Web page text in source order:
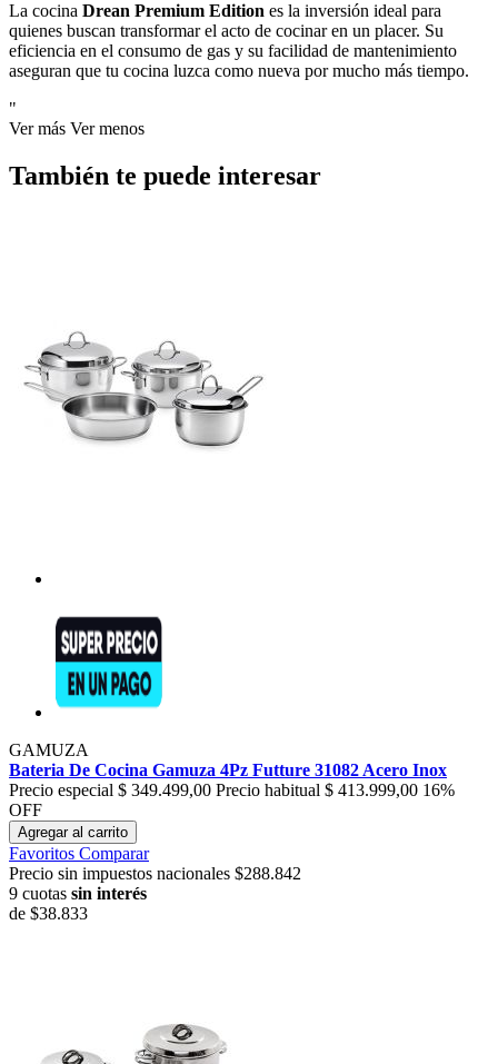
La cocina Drean Premium Edition es la inversión ideal para
quienes buscan transformar el acto de cocinar en un placer. Su
eficiencia en el consumo de gas y su facilidad de mantenimiento
aseguran que tu cocina luzca como nueva por mucho más tiempo.
"
Ver más Ver menos
También te puede interesar
GAMUZA
Bateria De Cocina Gamuza 4Pz Futture 31082 Acero Inox
Precio especial $ 349.499,00 Precio habitual $ 413.999,00 16%
OFF
Agregar al carrito
Favoritos Comparar
Precio sin impuestos nacionales $288.842
9 cuotas sin interés
de $38.833